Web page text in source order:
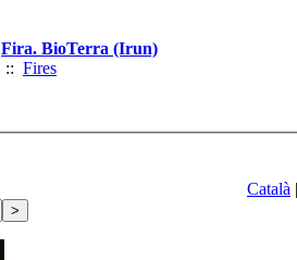
Fira. BioTerra (Irun)
:: Fires
Català